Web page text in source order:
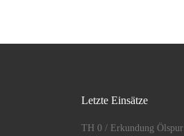
Letzte Einsätze
TH 0 / Erkundung Ölspur